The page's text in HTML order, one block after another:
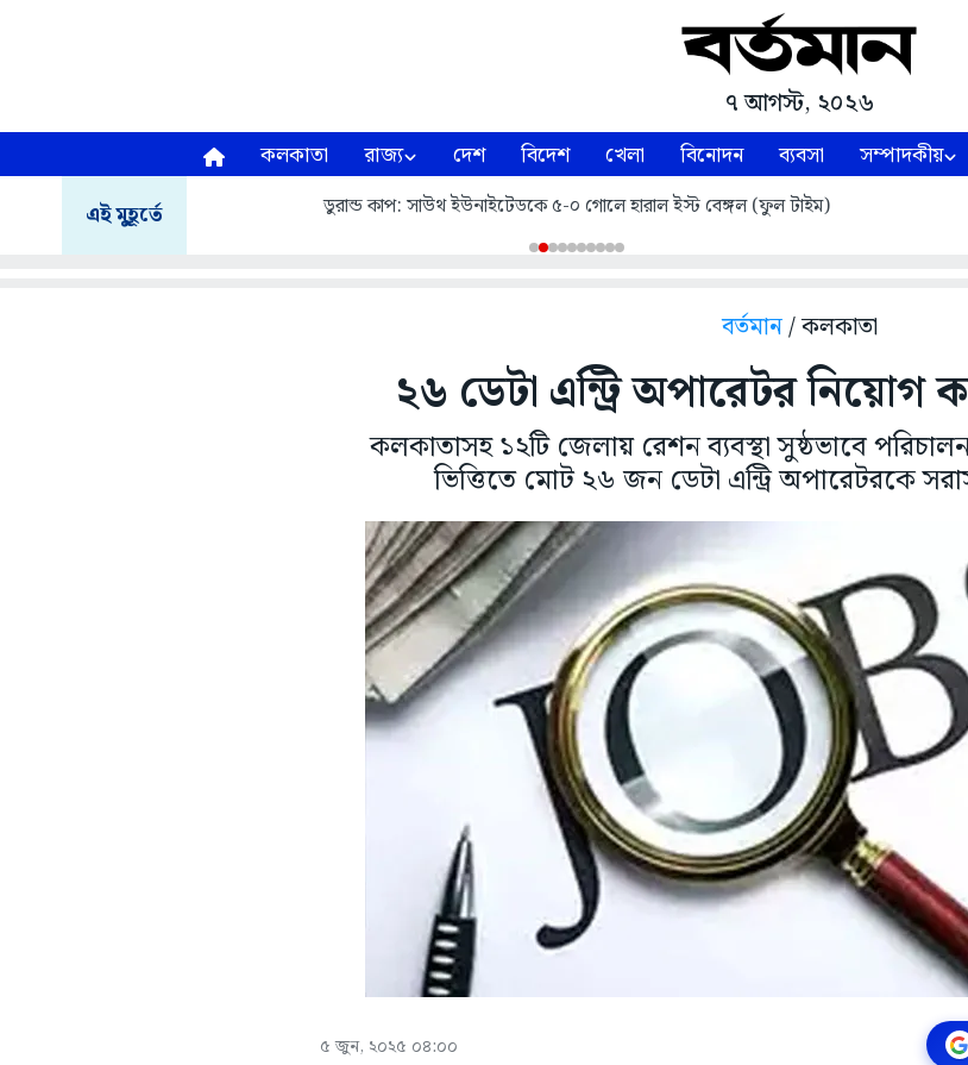
৭ আগস্ট, ২০২৬
কলকাতা রাজ্য দেশ বিদেশ খেলা বিনোদন ব্যবসা সম্পাদকীয়
এই মুহূর্তে ডুরান্ড কাপ: সাউথ ইউনাইটেডকে ৫-০ গোলে হারাল ইস্ট বেঙ্গল (ফুল টাইম)
বর্তমান/ কলকাতা
২৬ ডেটা এন্ট্রি অপারেটর নিয়োগ
কলকাতাসহ ১২টি জেলায় রেশন ব্যবস্থা সুষ্ঠভাবে
ভিত্তিতে মোট ২৬ জন ডেটা এন্ট্রি অপারেটরকে
৫ জুন, ২০২৫ ০৪:০০